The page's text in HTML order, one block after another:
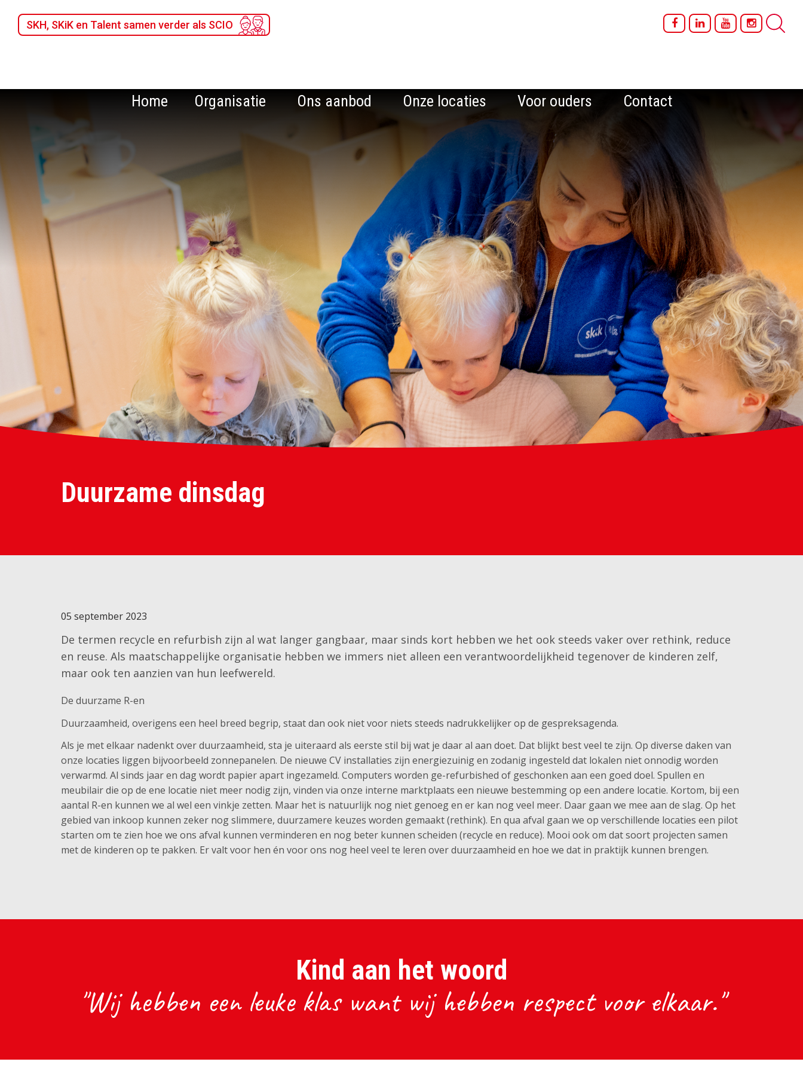
SKH, SKiK en Talent samen verder als SCIO
Home Organisatie Ons aanbod Onze locaties Voor ouders Contact
Duurzame dinsdag
05 september 2023
De termen recycle en refurbish zijn al wat langer gangbaar, maar sinds kort hebben we het ook steeds vaker over rethink, reduce
en reuse. Als maatschappelijke organisatie hebben we immers niet alleen een verantwoordelijkheid tegenover de kinderen zelf,
maar ook ten aanzien van hun leefwereld.
De duurzame R-en
Duurzaamheid, overigens een heel breed begrip, staat dan ook niet voor niets steeds nadrukkelijker op de gespreksagenda.
Als je met elkaar nadenkt over duurzaamheid, sta je uiteraard als eerste stil bij wat je daar al aan doet. Dat blijkt best veel te zijn. Op diverse daken van
onze locaties liggen bijvoorbeeld zonnepanelen. De nieuwe CV installaties zijn energiezuinig en zodanig ingesteld dat lokalen niet onnodig worden
verwarmd. Al sinds jaar en dag wordt papier apart ingezameld. Computers worden ge-refurbished of geschonken aan een goed doel. Spullen en
meubilair die op de ene locatie niet meer nodig zijn, vinden via onze interne marktplaats een nieuwe bestemming op een andere locatie. Kortom, bij een
aantal R-en kunnen we al wel een vinkje zetten. Maar het is natuurlijk nog niet genoeg en er kan nog veel meer. Daar gaan we mee aan de slag. Op het
gebied van inkoop kunnen zeker nog slimmere, duurzamere keuzes worden gemaakt (rethink). En qua afval gaan we op verschillende locaties een pilot
starten om te zien hoe we ons afval kunnen verminderen en nog beter kunnen scheiden (recycle en reduce). Mooi ook om dat soort projecten samen
met de kinderen op te pakken. Er valt voor hen én voor ons nog heel veel te leren over duurzaamheid en hoe we dat in praktijk kunnen brengen.
Kind aan het woord
"Wij hebben een leuke klas want wij hebben respect voor elkaar."